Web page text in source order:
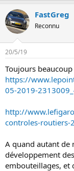
s
i
o
n
FastGreg
Reconnu
20/5/19
Toujours
https://
05-2019-
http://
controles-routiers-
A quand autant de
développement
embouteillages, et